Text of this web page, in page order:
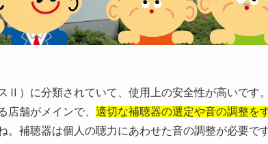
Ⅱ）に分類されていて、使用上の安全性が高いです
店舗がメインで、 適切な補聴器の選定や音の調整を
。補聴器は個人の聴力にあわせた音の調整が必要で